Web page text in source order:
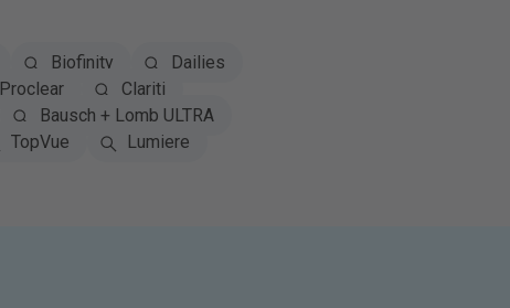
Biofinity
Dailies
Proclear
Clariti
Bausch + Lomb ULTRA
TopVue
Lumiere